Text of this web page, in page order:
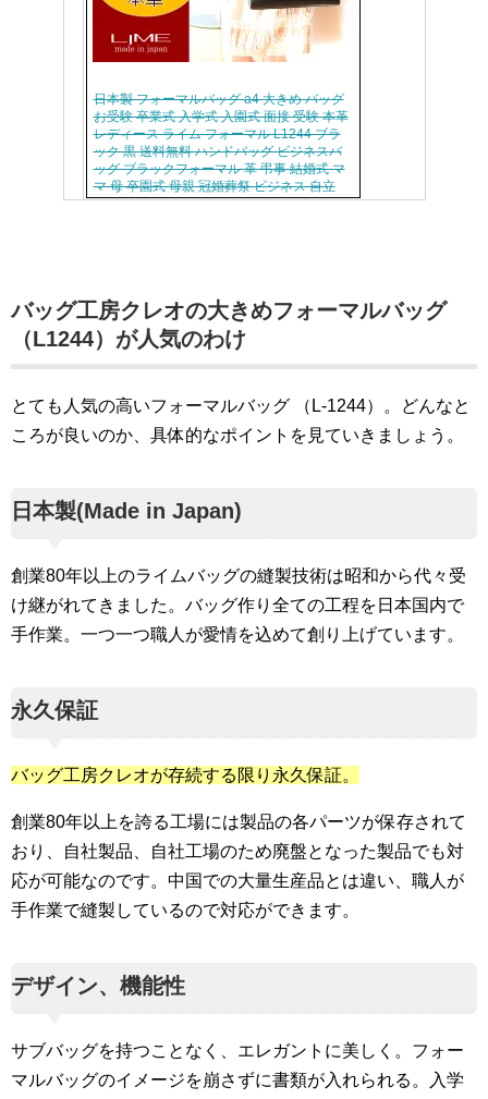
日本製 フォーマルバッグ a4 大きめ バッグ
お受験 卒業式 入学式 入園式 面接 受験 本革
レディース ライム フォーマル L1244 ブラ
ック 黒 送料無料 ハンドバッグ ビジネスバ
ッグ ブラックフォーマル 革 弔事 結婚式 マ
マ 母 卒園式 母親 冠婚葬祭 ビジネス 自立
バッグ工房クレオの大きめフォーマルバッグ
（L1244）が人気のわけ
とても人気の高いフォーマルバッグ （L-1244）。どんなと
ころが良いのか、具体的なポイントを見ていきましょう。
日本製(Made in Japan)
創業80年以上のライムバッグの縫製技術は昭和から代々受
け継がれてきました。バッグ作り全ての工程を日本国内で
手作業。一つ一つ職人が愛情を込めて創り上げています。
永久保証
バッグ工房クレオが存続する限り永久保証。
創業80年以上を誇る工場には製品の各パーツが保存されて
おり、自社製品、自社工場のため廃盤となった製品でも対
応が可能なのです。中国での大量生産品とは違い、職人が
手作業で縫製しているので対応ができます。
デザイン、機能性
サブバッグを持つことなく、エレガントに美しく。フォー
マルバッグのイメージを崩さずに書類が入れられる。入学